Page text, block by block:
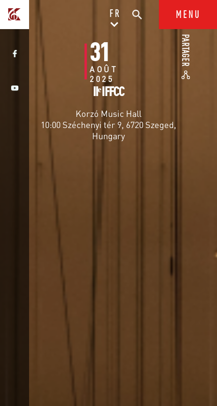
FR MENU
31
AOÛT
2025
IIᵉ IFFCC
Korzó Music Hall
10:00 Széchenyi tér 9, 6720 Szeged,
Hungary
PARTAGER